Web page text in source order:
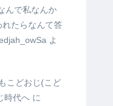
んで私なんか
たらなんて答
よ
こどおじ(こど
時代へ に